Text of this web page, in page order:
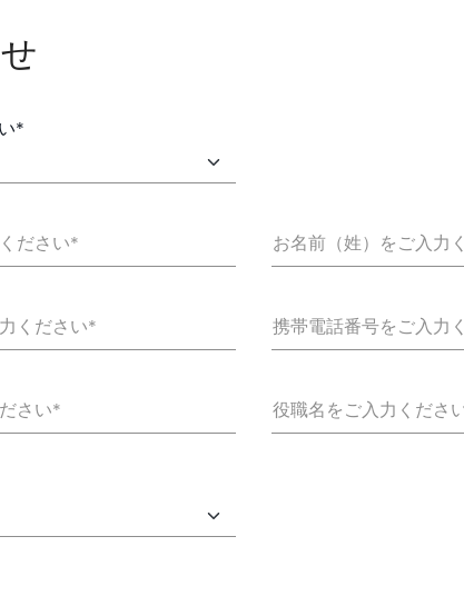
*
ださい* お名前（姓）をご入力
ください* 携帯電話番号をご入力
さい* 役職名をご入力くださ